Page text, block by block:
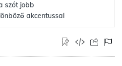
szót jobb
akcentussal